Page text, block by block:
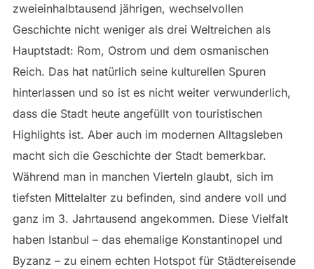
zweieinhalbtausend jährigen, wechselvollen
Geschichte nicht weniger als drei Weltreichen als
Hauptstadt: Rom, Ostrom und dem osmanischen
Reich. Das hat natürlich seine kulturellen Spuren
hinterlassen und so ist es nicht weiter verwunderlich,
dass die Stadt heute angefüllt von touristischen
Highlights ist. Aber auch im modernen Alltagsleben
macht sich die Geschichte der Stadt bemerkbar.
Während man in manchen Vierteln glaubt, sich im
tiefsten Mittelalter zu befinden, sind andere voll und
ganz im 3. Jahrtausend angekommen. Diese Vielfalt
haben Istanbul – das ehemalige Konstantinopel und
Byzanz – zu einem echten Hotspot für Städtereisende